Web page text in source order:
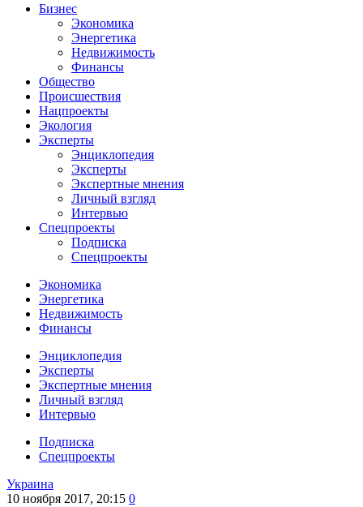
Бизнес
Экономика
Энергетика
Недвижимость
Финансы
Общество
Происшествия
Нацпроекты
Экология
Эксперты
Энциклопедия
Эксперты
Экспертные мнения
Личный взгляд
Интервью
Спецпроекты
Подписка
Спецпроекты
Экономика
Энергетика
Недвижимость
Финансы
Энциклопедия
Эксперты
Экспертные мнения
Личный взгляд
Интервью
Подписка
Спецпроекты
Украина
10 ноября 2017, 20:15 0